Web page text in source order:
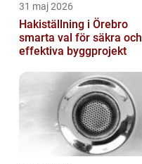
31 maj 2026
Hakiställning i Örebro
smarta val för säkra och
effektiva byggprojekt